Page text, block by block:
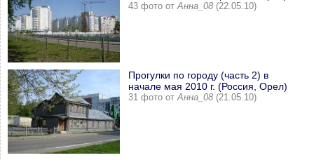
43 фото отАнна_08 (22.05.10)
Прогулки по городу (часть 2) в
начале мая 2010 г. (Россия, Орел)
31 фото отАнна_08 (21.05.10)